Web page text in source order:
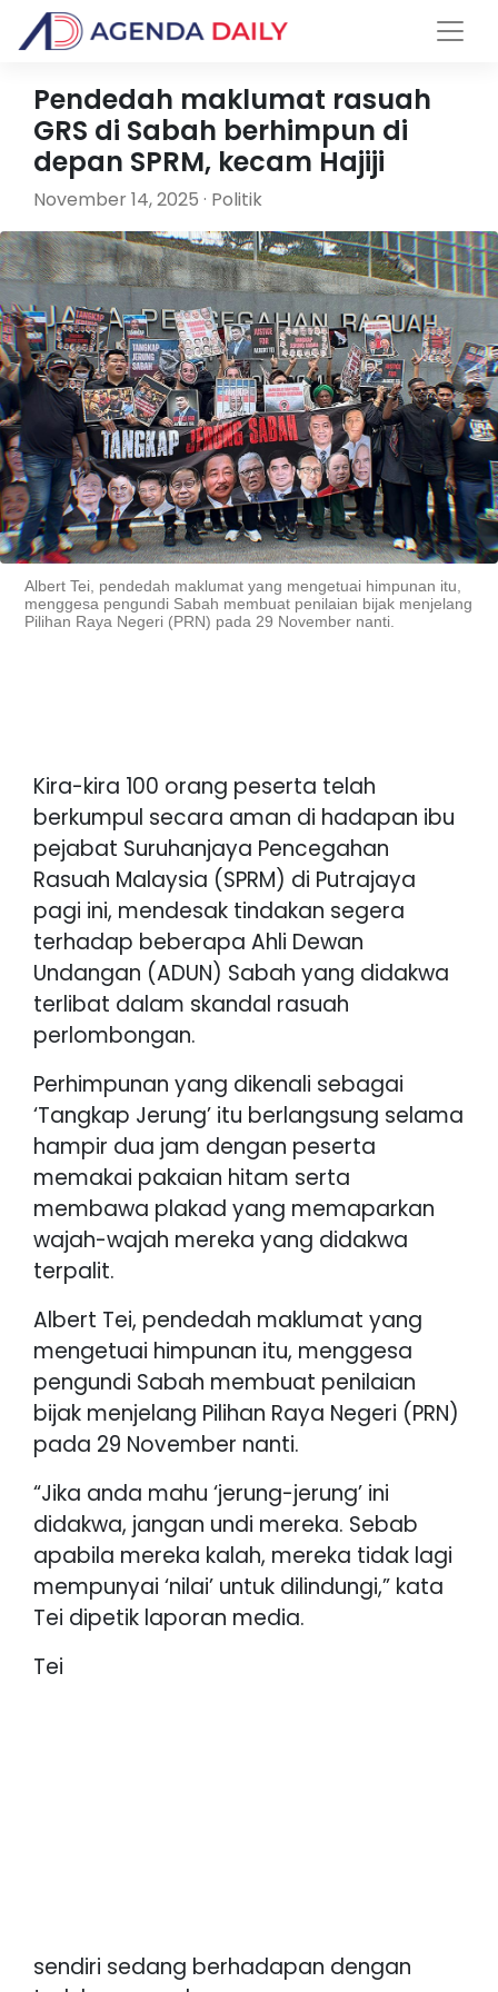
Pendedah maklumat rasuah
GRS di Sabah berhimpun di
depan SPRM, kecam Hajiji
November 14, 2025 · Politik
Albert Tei, pendedah maklumat yang mengetuai himpunan itu,
menggesa pengundi Sabah membuat penilaian bijak menjelang
Pilihan Raya Negeri (PRN) pada 29 November nanti.
Kira-kira 100 orang peserta telah
berkumpul secara aman di hadapan ibu
pejabat Suruhanjaya Pencegahan
Rasuah Malaysia (SPRM) di Putrajaya
pagi ini, mendesak tindakan segera
terhadap beberapa Ahli Dewan
Undangan (ADUN) Sabah yang didakwa
terlibat dalam skandal rasuah
perlombongan.
Perhimpunan yang dikenali sebagai
‘Tangkap Jerung’ itu berlangsung selama
hampir dua jam dengan peserta
memakai pakaian hitam serta
membawa plakad yang memaparkan
wajah-wajah mereka yang didakwa
terpalit.
Albert Tei, pendedah maklumat yang
mengetuai himpunan itu, menggesa
pengundi Sabah membuat penilaian
bijak menjelang Pilihan Raya Negeri (PRN)
pada 29 November nanti.
“Jika anda mahu ‘jerung-jerung’ ini
didakwa, jangan undi mereka. Sebab
apabila mereka kalah, mereka tidak lagi
mempunyai ‘nilai’ untuk dilindungi,” kata
Tei dipetik laporan media.
Tei
sendiri sedang berhadapan dengan